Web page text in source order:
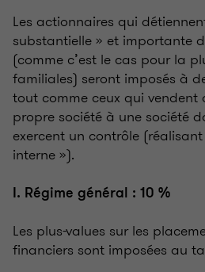
Les actionnaires qui
substantielle » et importante
(comme c’est le cas pour la
familiales) seront imposés à
tout comme ceux qui vendent
propre société à une société
exercent un contrôle
interne »).
I. Régime général : 10 %
Les plus-values sur les
financiers sont imposées au